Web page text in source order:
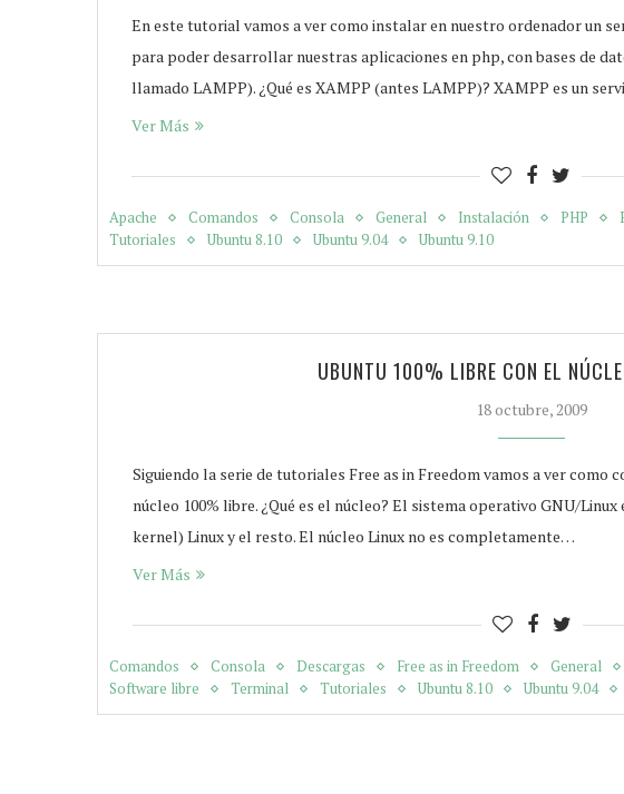
En este tutorial vamos a ver como instalar en nuestro ordenador un
para poder desarrollar nuestras aplicaciones en php, con bases de
llamado LAMPP). ¿Qué es XAMPP (antes LAMPP)? XAMPP es un
Ver Más
Apache Comandos Consola General Instalación PHP
Tutoriales
Ubuntu 8.10 Ubuntu 9.04 Ubuntu 9.10
UBUNTU 100% LIBRE CON EL
18 octubre, 2009
Siguiendo la serie de tutoriales Free as in Freedom vamos a ver como
núcleo 100% libre. ¿Qué es el núcleo? El sistema operativo GNU/
kernel) Linux y el resto. El núcleo Linux no es completamente…
Ver Más
Comandos Consola Descargas Free as in Freedom General
Software libre
Terminal Tutoriales Ubuntu 8.10 Ubuntu 9.04